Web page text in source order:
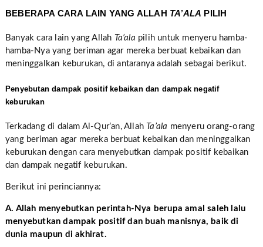
BEBERAPA CARA LAIN YANG ALLAH TA’ALA PILIH
Banyak cara lain yang Allah Ta’ala pilih untuk menyeru hamba-
hamba-Nya yang beriman agar mereka berbuat kebaikan dan
meninggalkan keburukan, di antaranya adalah sebagai berikut.
Penyebutan dampak positif kebaikan dan dampak negatif
keburukan
Terkadang di dalam Al-Qur’an, Allah Ta’ala menyeru orang-orang
yang beriman agar mereka berbuat kebaikan dan meninggalkan
keburukan dengan cara menyebutkan dampak positif kebaikan
dan dampak negatif keburukan.
Berikut ini perinciannya:
A. Allah menyebutkan perintah-Nya berupa amal saleh lalu
menyebutkan dampak positif dan buah manisnya, baik di
dunia maupun di akhirat.